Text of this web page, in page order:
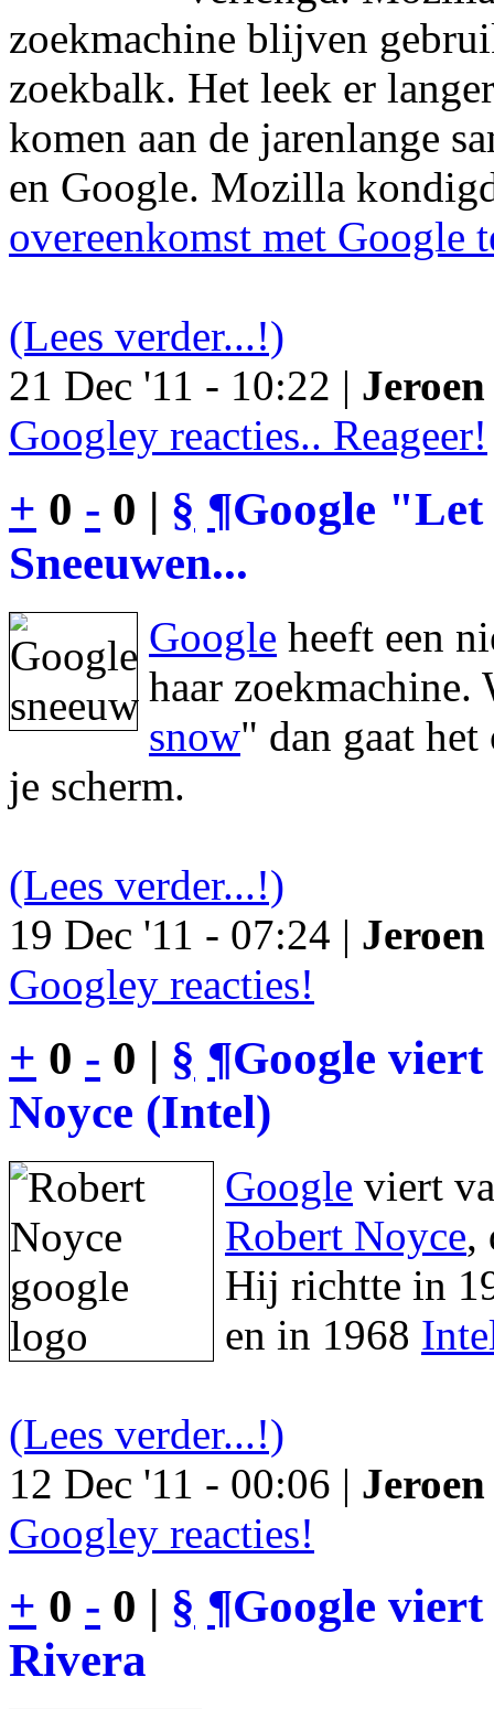
zoekmachine blijven
zoekbalk. Het leek er
komen aan de jarenlange
en Google. Mozilla
overeenkomst met Google
(Lees verder...!)
21 Dec '11 - 10:22 |
Googley reacties.. Reageer!
+ 0 - 0 | § ¶Google
Sneeuwen...
Google heeft een
haar zoekmachine.
snow" dan gaat
je scherm.
(Lees verder...!)
19 Dec '11 - 07:24 |
Googley reacties!
+ 0 - 0 | § ¶Google
Noyce (Intel)
Google viert
Robert Noyce,
Hij richtte in
en in 1968
(Lees verder...!)
12 Dec '11 - 00:06 |
Googley reacties!
+ 0 - 0 | § ¶Google
Rivera